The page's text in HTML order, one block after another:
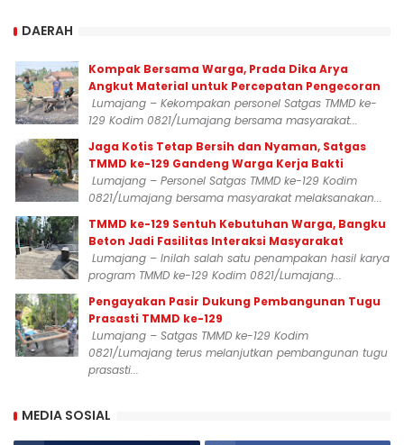
DAERAH
Kompak Bersama Warga, Prada Dika Arya
Angkut Material untuk Percepatan Pengecoran
Lumajang – Kekompakan personel Satgas TMMD ke-
129 Kodim 0821/Lumajang bersama masyarakat...
Jaga Kotis Tetap Bersih dan Nyaman, Satgas
TMMD ke-129 Gandeng Warga Kerja Bakti
Lumajang – Personel Satgas TMMD ke-129 Kodim
0821/Lumajang bersama masyarakat melaksanakan...
TMMD ke-129 Sentuh Kebutuhan Warga, Bangku
Beton Jadi Fasilitas Interaksi Masyarakat
Lumajang – Inilah salah satu penampakan hasil karya
program TMMD ke-129 Kodim 0821/Lumajang...
Pengayakan Pasir Dukung Pembangunan Tugu
Prasasti TMMD ke-129
Lumajang – Satgas TMMD ke-129 Kodim
0821/Lumajang terus melanjutkan pembangunan tugu
prasasti...
MEDIA SOSIAL